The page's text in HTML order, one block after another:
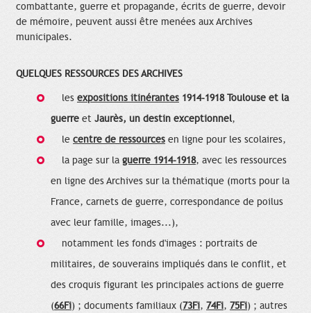
combattante, guerre et propagande, écrits de guerre, devoir
de mémoire, peuvent aussi être menées aux Archives
municipales.
QUELQUES RESSOURCES DES ARCHIVES
les expositions itinérantes 1914-1918 Toulouse et la
guerre et Jaurès, un destin exceptionnel,
le centre de ressources en ligne pour les scolaires,
la page sur la guerre 1914-1918, avec les ressources
en ligne des Archives sur la thématique (morts pour la
France, carnets de guerre, correspondance de poilus
avec leur famille, images...),
notamment les fonds d'images : portraits de
militaires, de souverains impliqués dans le conflit, et
des croquis figurant les principales actions de guerre
(66Fi) ; documents familiaux (73Fi, 74Fi, 75Fi) ; autres